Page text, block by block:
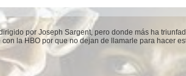
por Joseph Sargent, pero donde más ha
la HBO por que no dejan de llamarle para hacer